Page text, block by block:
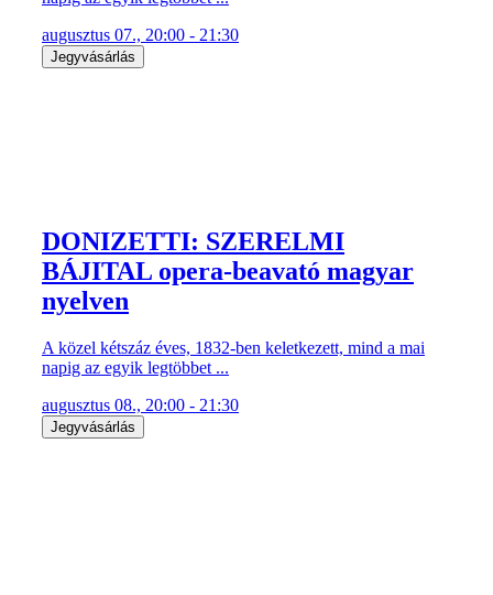
augusztus 07., 20:00 - 21:30
Jegyvásárlás
DONIZETTI: SZERELMI
BÁJITAL opera-beavató magyar
nyelven
A közel kétszáz éves, 1832-ben keletkezett, mind a mai
napig az egyik legtöbbet ...
augusztus 08., 20:00 - 21:30
Jegyvásárlás